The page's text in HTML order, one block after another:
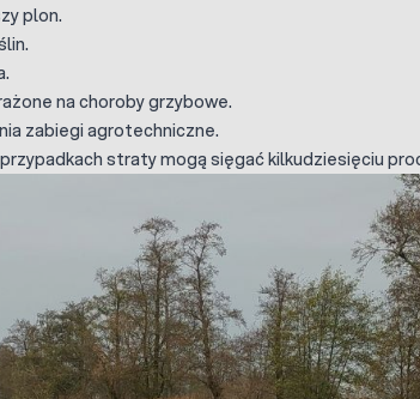
plon.
na choroby grzybowe.
zabiegi agrotechniczne.
straty mogą sięgać kilkudziesięciu